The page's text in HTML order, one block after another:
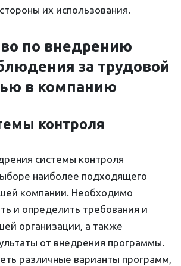
их использования.
по внедрению
за трудовой
в компанию
контроля
системы контроля
наиболее подходящего
компании. Необходимо
и определить требования и
организации, а также
от внедрения программы.
различные варианты программ,